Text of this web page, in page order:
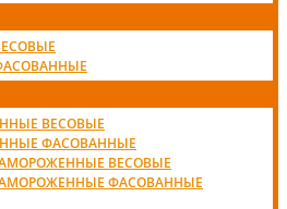
ВЕСОВЫЕ
ФАСОВАННЫЕ
ВЕСОВЫЕ
ФАСОВАННЫЕ